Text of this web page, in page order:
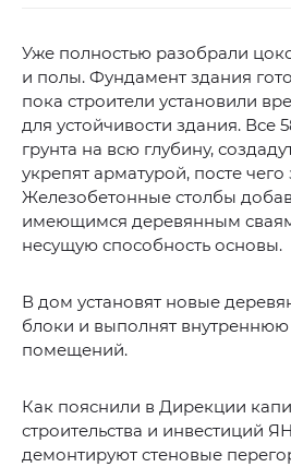
Уже полностью разобрали
и полы. Фундамент здания
пока строители установили
для устойчивости здания. Все
грунта на всю глубину,
укрепят арматурой, посте
Железобетонные столбы
имеющимся деревянным
несущую способность основы.
В дом установят новые
блоки и выполнят внутреннюю
помещений.
Как пояснили в Дирекции
строительства и инвестиций
демонтируют стеновые